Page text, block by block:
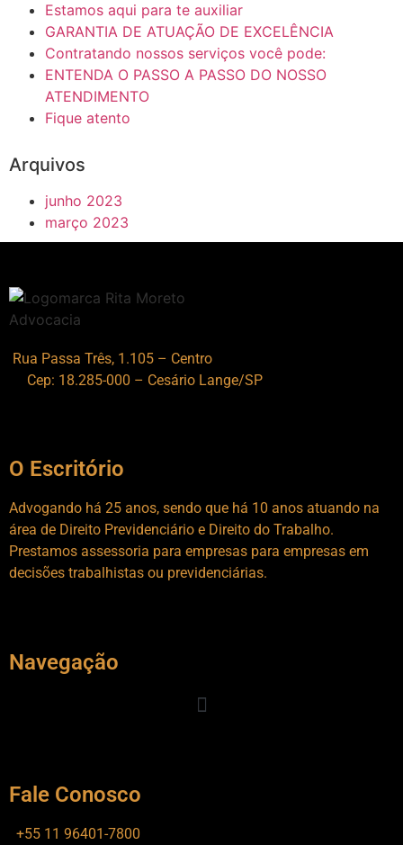
Estamos aqui para te auxiliar
GARANTIA DE ATUAÇÃO DE EXCELÊNCIA
Contratando nossos serviços você pode:
ENTENDA O PASSO A PASSO DO NOSSO
ATENDIMENTO
Fique atento
Arquivos
junho 2023
março 2023
Rua Passa Três, 1.105 – Centro
Cep: 18.285-000 – Cesário Lange/SP
O Escritório
Advogando há 25 anos, sendo que há 10 anos atuando na
área de Direito Previdenciário e Direito do Trabalho.
Prestamos assessoria para empresas para empresas em
decisões trabalhistas ou previdenciárias.
Navegação
Fale Conosco
+55 11 96401-7800